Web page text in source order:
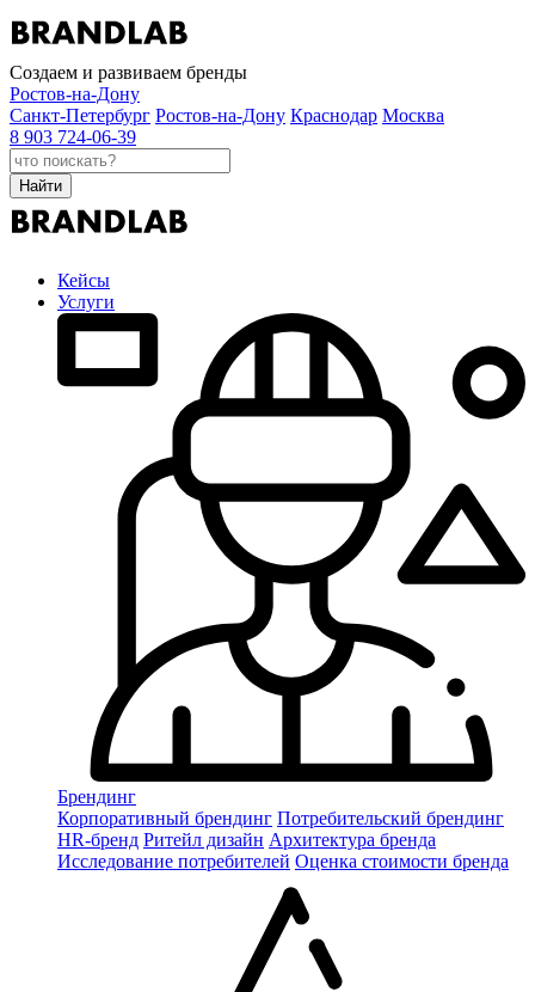
Создаем и развиваем бренды
Ростов-на-Дону
Санкт-Петербург Ростов-на-Дону Краснодар Москва
8 903 724-06-39
Найти
Кейсы
Услуги
Брендинг
Корпоративный брендинг Потребительский брендинг
НR-бренд Ритейл дизайн Архитектура бренда
Исследование потребителей Оценка стоимости бренда